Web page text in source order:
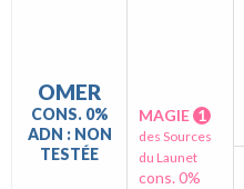
OMER
CONS. 0%
ADN : NON
TESTÉE
MAGIE 1
des Sources
du Launet
cons. 0%